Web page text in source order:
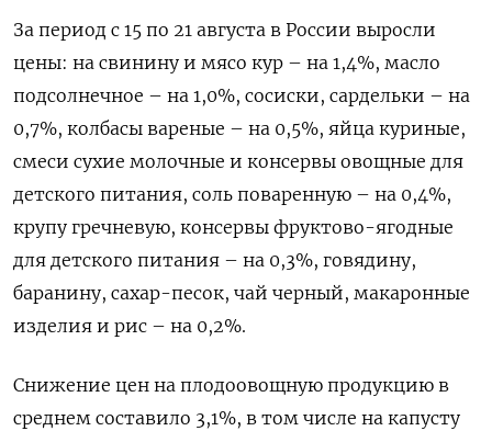
За период с 15 по 21 августа в России выросли
цены: на свинину и мясо кур – на 1,4%, масло
подсолнечное – на 1,0%, сосиски, сардельки – на
0,7%, колбасы вареные – на 0,5%, яйца куриные,
смеси сухие молочные и консервы овощные для
детского питания, соль поваренную – на 0,4%,
крупу гречневую, консервы фруктово-ягодные
для детского питания – на 0,3%, говядину,
баранину, сахар-песок, чай черный, макаронные
изделия и рис – на 0,2%.
Снижение цен на плодоовощную продукцию в
среднем составило 3,1%, в том числе на капусту